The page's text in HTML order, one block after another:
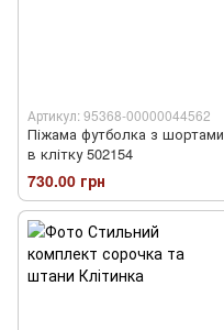
Артикул: 95368-00000044562
Піжама футболка з шортами
в клітку 502154
730.00 грн